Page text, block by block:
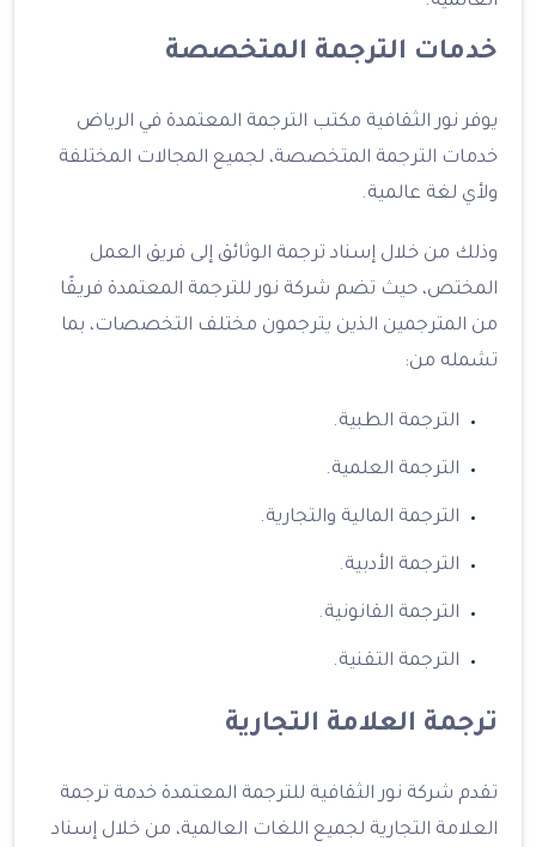
خدمات الترجمة المتخصصة
يوفر نور الثقافية مكتب الترجمة المعتمدة في الرياض
خدمات الترجمة المتخصصة، لجميع المجالات المختلفة
ولأي لغة عالمية.
وذلك من خلال إسناد ترجمة الوثائق إلى فريق العمل
المختص، حيث تضم شركة نور للترجمة المعتمدة فريقًا
من المترجمين الذين يترجمون مختلف التخصصات، بما
تشمله من:
الترجمة الطبية.
الترجمة العلمية.
الترجمة المالية والتجارية.
الترجمة الأدبية.
الترجمة القانونية.
الترجمة التقنية.
ترجمة العلامة التجارية
تقدم شركة نور الثقافية للترجمة المعتمدة خدمة ترجمة
العلامة التجارية لجميع اللغات العالمية، من خلال إسناد